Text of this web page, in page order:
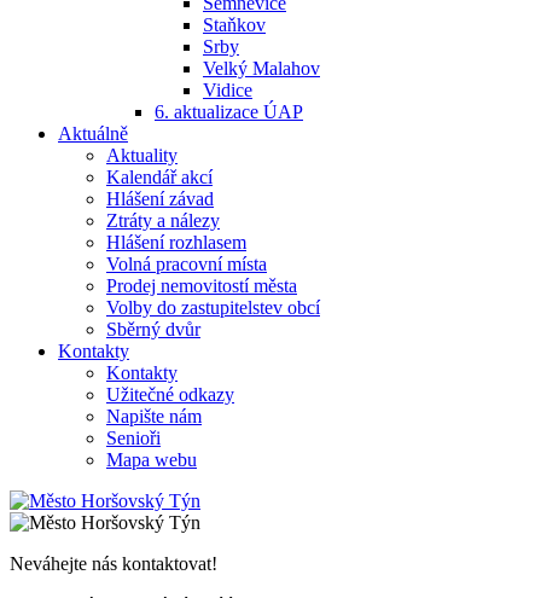
Staňkov
Srby
Velký Malahov
Vidice
6. aktualizace ÚAP
Aktuálně
Aktuality
Kalendář akcí
Hlášení závad
Ztráty a nálezy
Hlášení rozhlasem
Volná pracovní místa
Prodej nemovitostí města
Volby do zastupitelstev obcí
Sběrný dvůr
Kontakty
Kontakty
Užitečné odkazy
Napište nám
Senioři
Mapa webu
Neváhejte nás kontaktovat!